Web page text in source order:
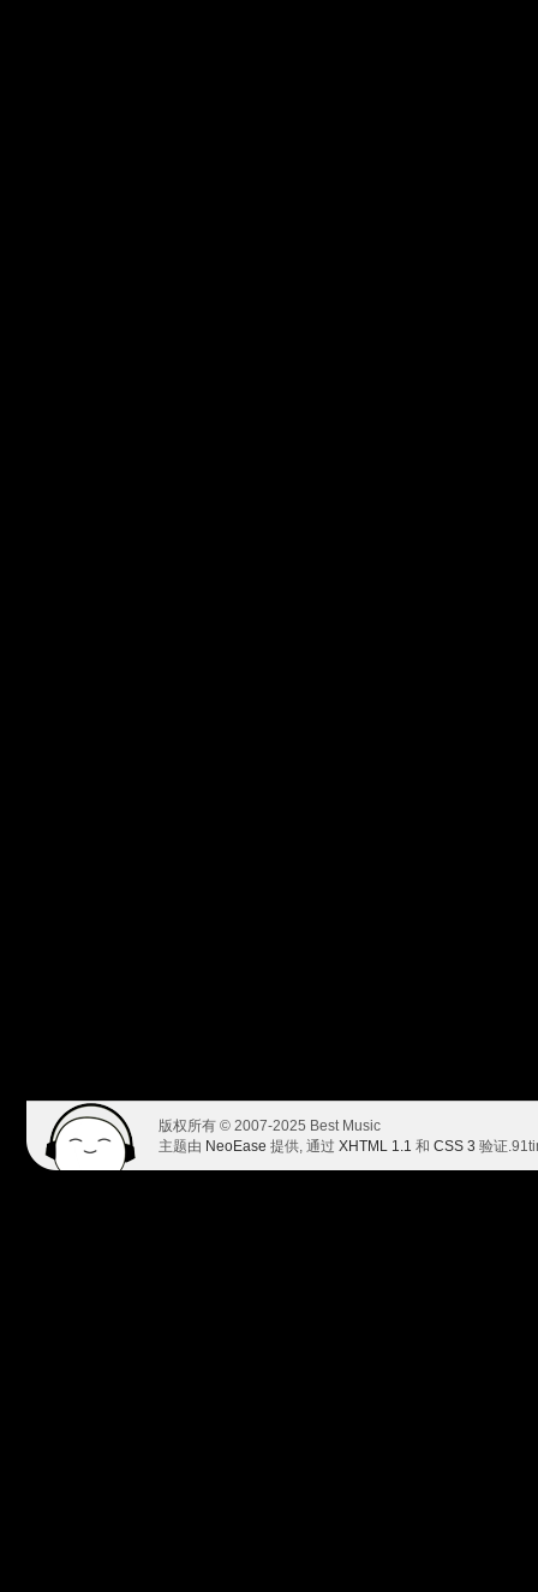
版权所有 © 2007-2025 Best Music
主题由 NeoEase 提供, 通过 XHTML 1.1 和 CSS 3 验证.